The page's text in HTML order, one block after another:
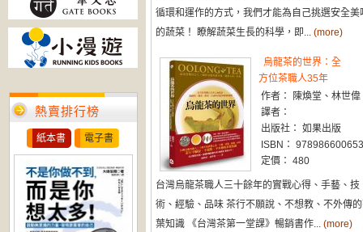
熱賣排行榜
紙本書 電子書
循環和運作的方式，我們才能為自己挑選安全美
的蔬菜！ 瞭解蔬菜生長的科學，即... (more)
烏龍茶的世界：全
方位茶職人35年
作者： 陳煥堂、林世偉
譯者：
出版社： 如果出版
ISBN：
定價： 480
台灣烏龍茶職人三十餘年的實戰心得、手藝、技
術、經驗、品味 茶行不願說、不想教、不外傳
葉知識 《台灣茶第一堂課》暢銷書作... (more)